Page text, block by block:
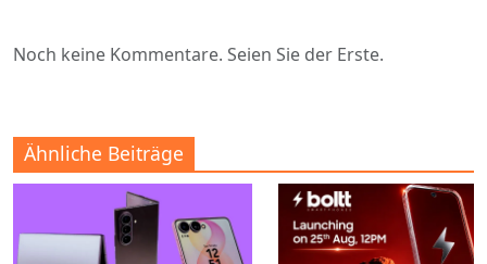
Noch keine Kommentare. Seien Sie der Erste.
Ähnliche Beiträge